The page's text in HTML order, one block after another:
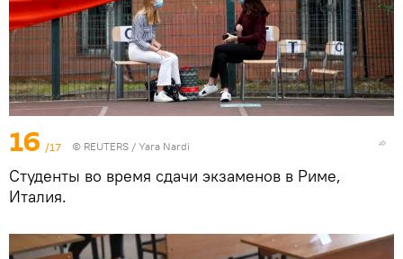
16 /17 © REUTERS / Yara Nardi
Студенты во время сдачи экзаменов в Риме,
Италия.